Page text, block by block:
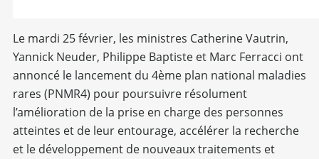
Le mardi 25 février, les ministres Catherine Vautrin,
Yannick Neuder, Philippe Baptiste et Marc Ferracci ont
annoncé le lancement du 4ème plan national maladies
rares (PNMR4) pour poursuivre résolument
l’amélioration de la prise en charge des personnes
atteintes et de leur entourage, accélérer la recherche
et le développement de nouveaux traitements et